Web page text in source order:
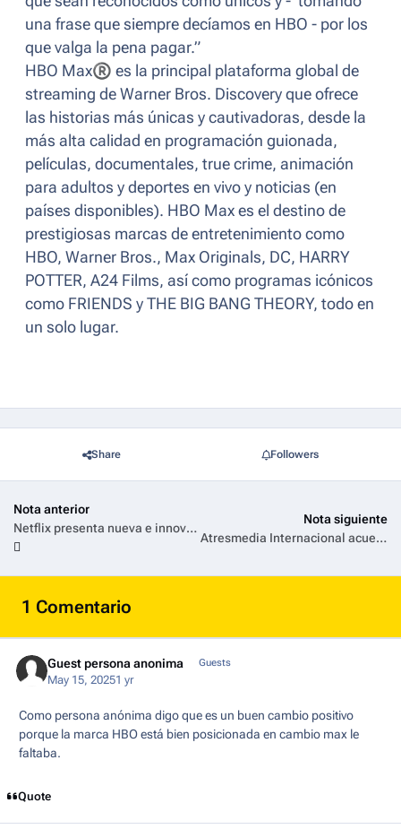
una frase que siempre decíamos en HBO - por los
que valga la pena pagar.”
HBO Max® es la principal plataforma global de
streaming de Warner Bros. Discovery que ofrece
las historias más únicas y cautivadoras, desde la
más alta calidad en programación guionada,
películas, documentales, true crime, animación
para adultos y deportes en vivo y noticias (en
países disponibles). HBO Max es el destino de
prestigiosas marcas de entretenimiento como
HBO, Warner Bros., Max Originals, DC, HARRY
POTTER, A24 Films, así como programas icónicos
como FRIENDS y THE BIG BANG THEORY, todo en
un solo lugar.
Share Followers
Nota anterior
Netflix presenta nueva e innovadora experiencia de TV con un diseño mejorado, recomendaciones adaptativas y una nueva forma de buscar contenido
Nota siguiente
Atresmedia Internacional acuerda incluir sus tres canales FAST en la oferta de la plataforma FreeCast
1 Comentario
Guest persona anonima Guests
May 15, 20251 yr
Como persona anónima digo que es un buen cambio positivo
porque la marca HBO está bien posicionada en cambio max le
faltaba.
Quote